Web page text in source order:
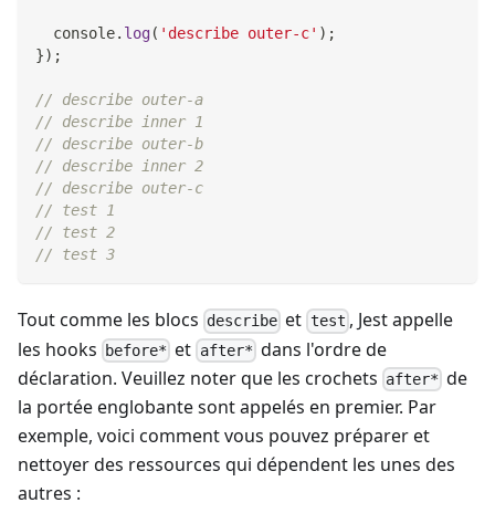
console. log( 'describe outer-c' ) ;
}) ;
// describe outer-a
// describe inner 1
// describe outer-b
// describe inner 2
// describe outer-c
// test 1
// test 2
// test 3
Tout comme les blocs describe et test , Jest appelle
les hooks
before* et after* dans l'ordre de
déclaration. Veuillez noter que les crochets after* de
la portée englobante sont appelés en premier. Par
exemple, voici comment vous pouvez préparer et
nettoyer des ressources qui dépendent les unes des
autres :